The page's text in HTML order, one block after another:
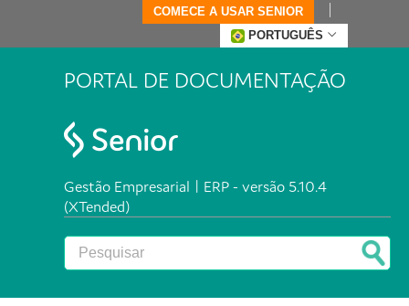
COMECE A USAR SENIOR
PORTUGUÊS
PORTAL DE DOCUMENTAÇÃO
Gestão Empresarial | ERP - versão 5.10.4
(XTended)